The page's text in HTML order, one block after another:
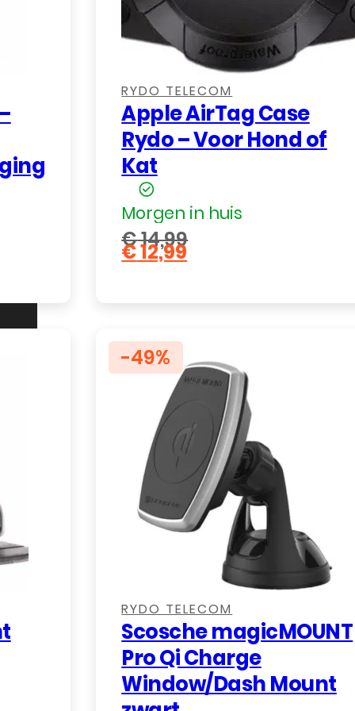
productpaginaRYDO TELECOM
Apple AirTag Case
Rydo – Voor Hond of
Kat
Morgen in huis
€14,99
Oorspronkelijke
€12,99
Huidige
RYDO TELECOM
Scosche magicMOUNT
Pro Qi Charge
Window/Dash Mount
-49%